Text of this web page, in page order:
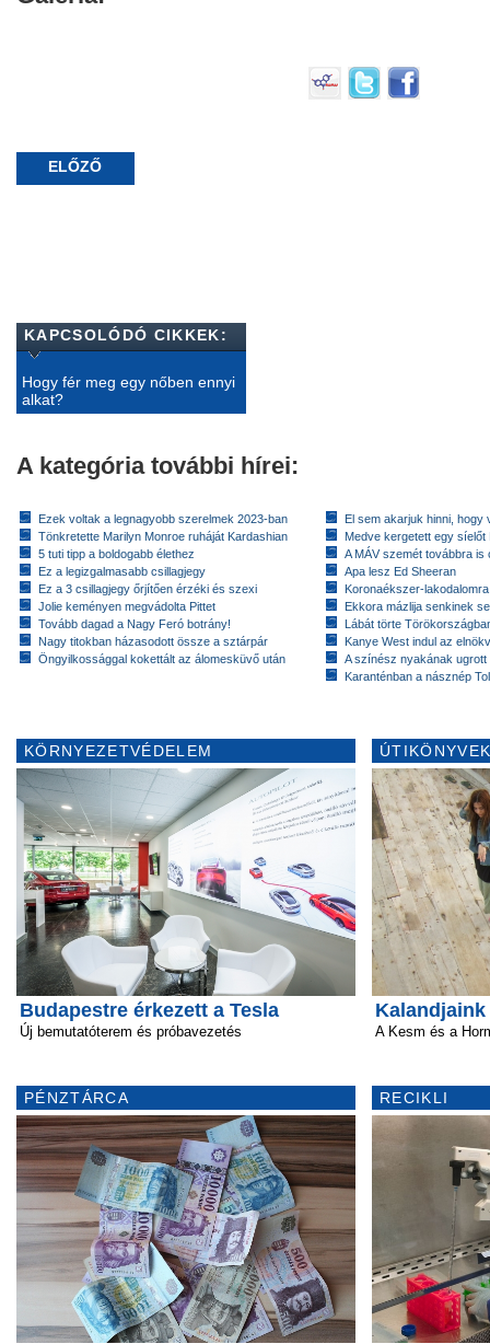
ELŐZŐ
KAPCSOLÓDÓ CIKKEK:
Hogy fér meg egy nőben ennyi
alkat?
A kategória további hírei:
Ezek voltak a legnagyobb szerelmek 2023-ban
Tönkretette Marilyn Monroe ruháját Kardashian
5 tuti tipp a boldogabb élethez
Ez a legizgalmasabb csillagjegy
Ez a 3 csillagjegy őrjítően érzéki és szexi
Jolie keményen megvádolta Pittet
Tovább dagad a Nagy Feró botrány!
Nagy titokban házasodott össze a sztárpár
Öngyilkossággal kokettált az álomesküvő után
El sem akarjuk hinni, hogy
Medve kergetett egy síelőt
A MÁV szemét továbbra is
Apa lesz Ed Sheeran
Koronaékszer-
Ekkora mázlija senkinek
Lábát törte
Kanye West indul az
A színész nyakának
Karanténban a násznép
KÖRNYEZETVÉDELEM
Budapestre érkezett a Tesla
Új bemutatóterem és próbavezetés
PÉNZTÁRCA
A Kesm és a
RECIKLI